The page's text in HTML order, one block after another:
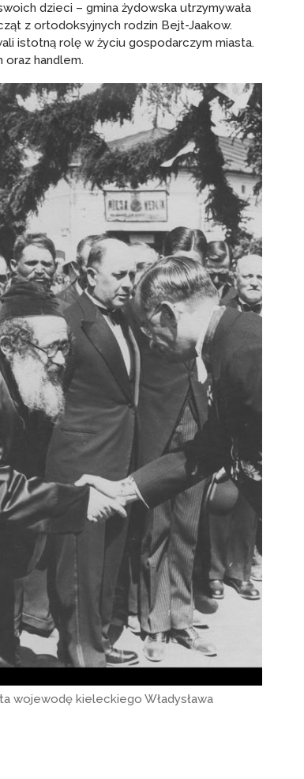
dzieci – gmina żydowska utrzymywała
z ortodoksyjnych rodzin Bejt-Jaakow.
istotną rolę w życiu gospodarczym miasta.
handlem.
wojewodę kieleckiego Władysława